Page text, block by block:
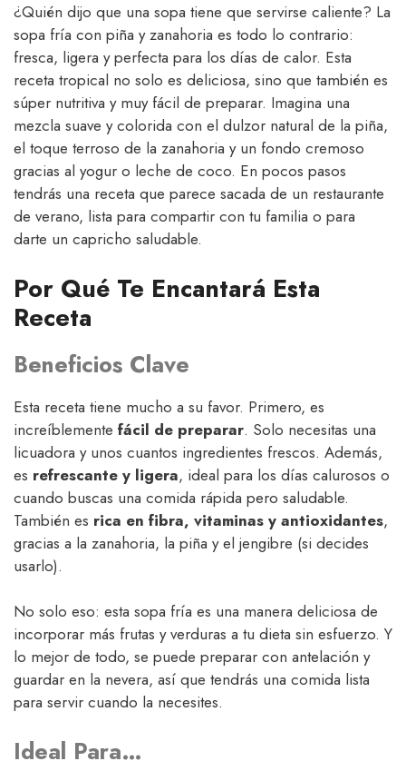
¿Quién dijo que una sopa tiene que servirse caliente? La
sopa fría con piña y zanahoria es todo lo contrario:
fresca, ligera y perfecta para los días de calor. Esta
receta tropical no solo es deliciosa, sino que también es
súper nutritiva y muy fácil de preparar. Imagina una
mezcla suave y colorida con el dulzor natural de la piña,
el toque terroso de la zanahoria y un fondo cremoso
gracias al yogur o leche de coco. En pocos pasos
tendrás una receta que parece sacada de un restaurante
de verano, lista para compartir con tu familia o para
darte un capricho saludable.
Por Qué Te Encantará Esta
Receta
Beneficios Clave
Esta receta tiene mucho a su favor. Primero, es
increíblemente fácil de preparar. Solo necesitas una
licuadora y unos cuantos ingredientes frescos. Además,
es refrescante y ligera, ideal para los días calurosos o
cuando buscas una comida rápida pero saludable.
También es rica en fibra, vitaminas y antioxidantes,
gracias a la zanahoria, la piña y el jengibre (si decides
usarlo).
No solo eso: esta sopa fría es una manera deliciosa de
incorporar más frutas y verduras a tu dieta sin esfuerzo. Y
lo mejor de todo, se puede preparar con antelación y
guardar en la nevera, así que tendrás una comida lista
para servir cuando la necesites.
Ideal Para…